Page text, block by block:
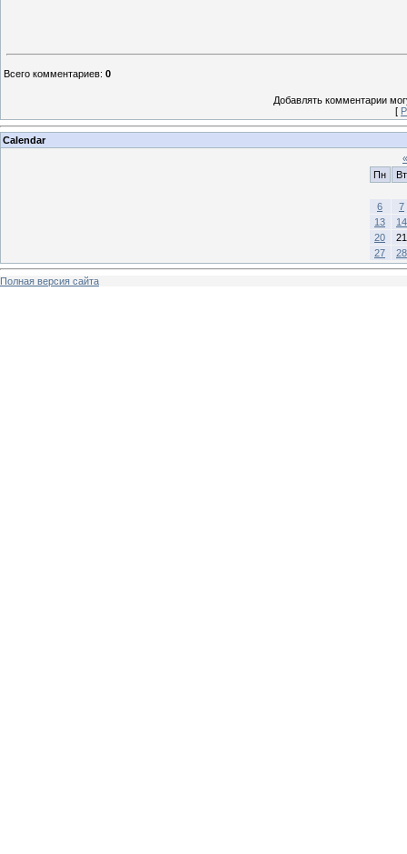
Всего комментариев: 0
Добавлять комментарии
[
Calendar
«
Пн
Вт
6
7
13
14
20
21
27
28
Полная версия сайта